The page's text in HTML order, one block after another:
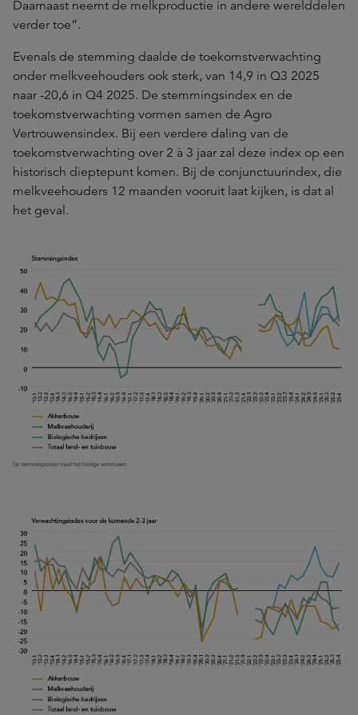
Daarnaast neemt de melkproductie in andere werelddelen
verder toe”.
Evenals de stemming daalde de toekomstverwachting
onder melkveehouders ook sterk, van 14,9 in Q3 2025
naar -20,6 in Q4 2025. De stemmingsindex en de
toekomstverwachting vormen samen de Agro
Vertrouwensindex. Bij een verdere daling van de
toekomstverwachting over 2 à 3 jaar zal deze index op een
historisch dieptepunt komen. Bij de conjunctuurindex, die
melkveehouders 12 maanden vooruit laat kijken, is dat al
het geval.